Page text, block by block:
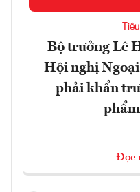
Bộ trưởng Lê
Hội nghị
phải khẩn
Đọc